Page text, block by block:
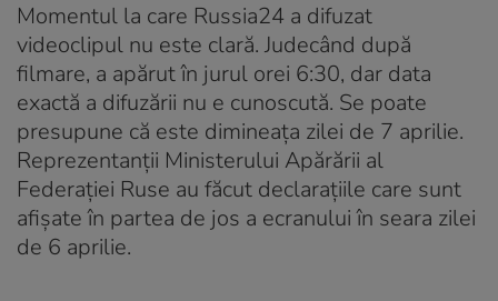
Momentul la care Russia24 a difuzat
videoclipul nu este clară. Judecând după
filmare, a apărut în jurul orei 6:30, dar data
exactă a difuzării nu e cunoscută. Se poate
presupune că este dimineața zilei de 7 aprilie.
Reprezentanții Ministerului Apărării al
Federației Ruse au făcut declarațiile care sunt
afișate în partea de jos a ecranului în seara zilei
de 6 aprilie.